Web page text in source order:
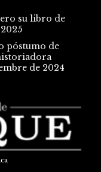
su libro de
póstumo de
de 2024